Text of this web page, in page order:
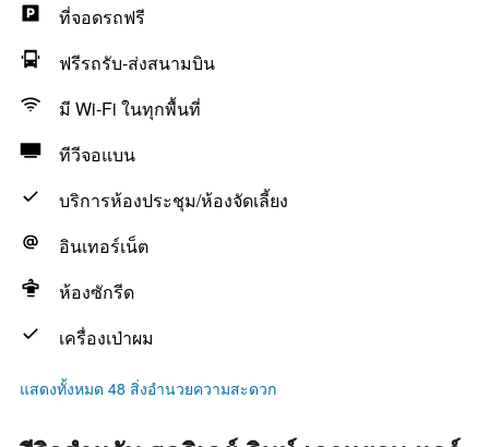
ที่จอดรถฟรี
ฟรีรถรับ-ส่งสนามบิน
มี Wi-Fi ในทุกพื้นที่
ทีวีจอแบน
บริการห้องประชุม/ห้องจัดเลี้ยง
อินเทอร์เน็ต
ห้องซักรีด
เครื่องเป่าผม
แสดงทั้งหมด 48 สิ่งอำนวยความสะดวก